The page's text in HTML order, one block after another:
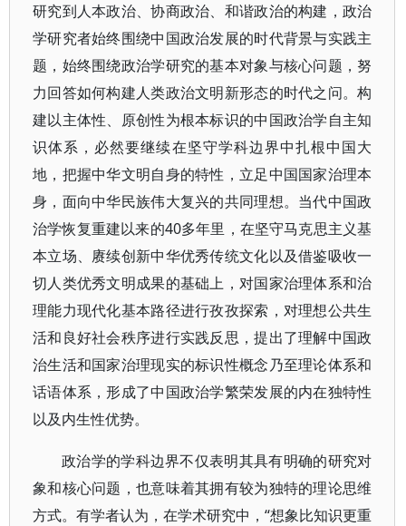
研究到人本政治、协商政治、和谐政治的构建，政治
学研究者始终围绕中国政治发展的时代背景与实践主
题，始终围绕政治学研究的基本对象与核心问题，努
力回答如何构建人类政治文明新形态的时代之问。构
建以主体性、原创性为根本标识的中国政治学自主知
识体系，必然要继续在坚守学科边界中扎根中国大
地，把握中华文明自身的特性，立足中国国家治理本
身，面向中华民族伟大复兴的共同理想。当代中国政
治学恢复重建以来的40多年里，在坚守马克思主义基
本立场、赓续创新中华优秀传统文化以及借鉴吸收一
切人类优秀文明成果的基础上，对国家治理体系和治
理能力现代化基本路径进行孜孜探索，对理想公共生
活和良好社会秩序进行实践反思，提出了理解中国政
治生活和国家治理现实的标识性概念乃至理论体系和
话语体系，形成了中国政治学繁荣发展的内在独特性
以及内生性优势。
政治学的学科边界不仅表明其具有明确的研究对
象和核心问题，也意味着其拥有较为独特的理论思维
方式。有学者认为，在学术研究中，“想象比知识更重